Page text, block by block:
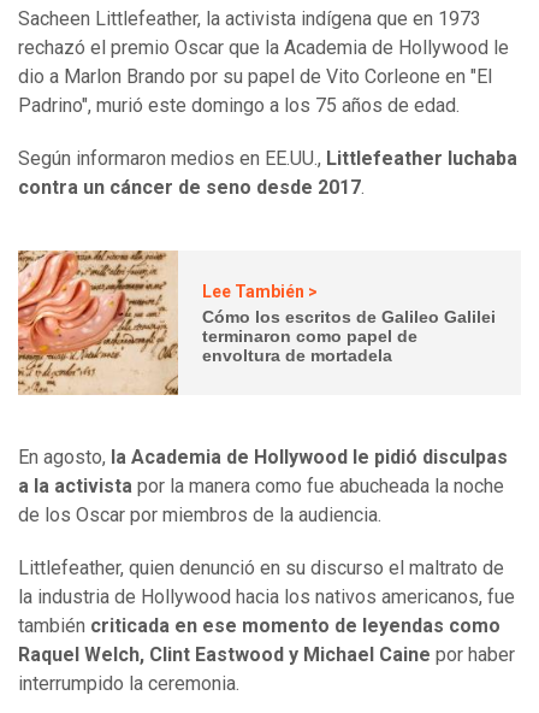
Sacheen Littlefeather, la activista indígena que en 1973
rechazó el premio Oscar que la Academia de Hollywood le
dio a Marlon Brando por su papel de Vito Corleone en "El
Padrino", murió este domingo a los 75 años de edad.
Según informaron medios en EE.UU., Littlefeather luchaba
contra un cáncer de seno desde 2017.
Lee También >
Cómo los escritos de Galileo Galilei
terminaron como papel de
envoltura de mortadela
En agosto, la Academia de Hollywood le pidió disculpas
a la activista por la manera como fue abucheada la noche
de los Oscar por miembros de la audiencia.
Littlefeather, quien denunció en su discurso el maltrato de
la industria de Hollywood hacia los nativos americanos, fue
también criticada en ese momento de leyendas como
Raquel Welch, Clint Eastwood y Michael Caine por haber
interrumpido la ceremonia.